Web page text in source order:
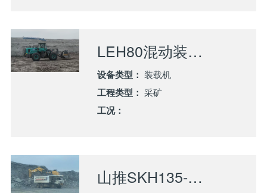
LEH80混动装载机亮相内蒙古露天煤矿 绿色高效再升级
设备类型： 装载机
工程类型： 采矿
工况：
山推SKH135-X甲醇增程自卸车高效服务西部露天煤矿建设